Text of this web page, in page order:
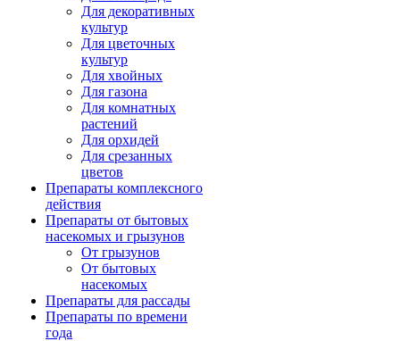
Для декоративных
культур
Для цветочных
культур
Для хвойных
Для газона
Для комнатных
растений
Для орхидей
Для срезанных
цветов
Препараты комплексного
действия
Препараты от бытовых
насекомых и грызунов
От грызунов
От бытовых
насекомых
Препараты для рассады
Препараты по времени
года